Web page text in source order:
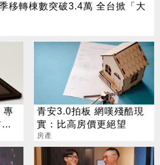
移轉棟數突破3.4萬 全台掀「大
專
青安3.0拍板 網嘆殘酷現
實：比高房價更絕望
房產